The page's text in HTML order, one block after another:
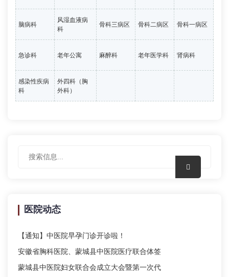
脑病科
风湿血液病
科
骨科三病区 骨科二病区 骨科一病区
急诊科 老年公寓 麻醉科 老年医学科 肾病科
感染性疾病
科
外四科（胸
外科）
医院动态
【通知】中医院早孕门诊开诊啦！
安徽省胸科医院、蒙城县中医院医疗联合体签
蒙城县中医院妇女联合会成立大会暨第一次代